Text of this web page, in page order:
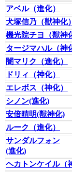
アベル（進化）
犬塚信乃（獣神化）
機光院チヨ（獣神
タージマハル（神
闇マリク（進化）
ドリィ（神化）
エレボス（神化）
シノン(進化)
安倍晴明(獣神化)
ルーク（進化）
サンダルフォン
(進化)
ヘカトンケイル（